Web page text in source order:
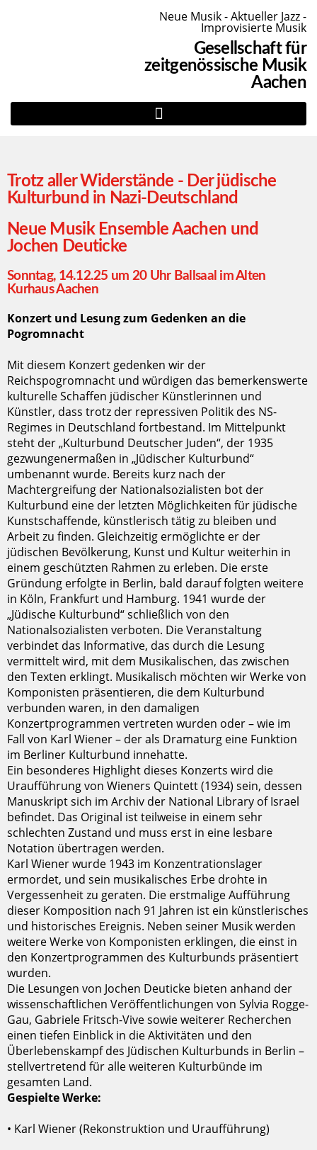
Neue Musik - Aktueller Jazz -
Improvisierte Musik
Gesellschaft für
zeitgenössische Musik
Aachen
Trotz aller Widerstände - Der jüdische
Kulturbund in Nazi-Deutschland
Neue Musik Ensemble Aachen und
Jochen Deuticke
Sonntag, 14.12.25 um 20 Uhr Ballsaal im Alten
Kurhaus Aachen
Konzert und Lesung zum Gedenken an die
Pogromnacht
Mit diesem Konzert gedenken wir der
Reichspogromnacht und würdigen das bemerkenswerte
kulturelle Schaffen jüdischer Künstlerinnen und
Künstler, dass trotz der repressiven Politik des NS-
Regimes in Deutschland fortbestand. Im Mittelpunkt
steht der „Kulturbund Deutscher Juden“, der 1935
gezwungenermaßen in „Jüdischer Kulturbund“
umbenannt wurde. Bereits kurz nach der
Machtergreifung der Nationalsozialisten bot der
Kulturbund eine der letzten Möglichkeiten für jüdische
Kunstschaffende, künstlerisch tätig zu bleiben und
Arbeit zu finden. Gleichzeitig ermöglichte er der
jüdischen Bevölkerung, Kunst und Kultur weiterhin in
einem geschützten Rahmen zu erleben. Die erste
Gründung erfolgte in Berlin, bald darauf folgten weitere
in Köln, Frankfurt und Hamburg. 1941 wurde der
„Jüdische Kulturbund“ schließlich von den
Nationalsozialisten verboten. Die Veranstaltung
verbindet das Informative, das durch die Lesung
vermittelt wird, mit dem Musikalischen, das zwischen
den Texten erklingt. Musikalisch möchten wir Werke von
Komponisten präsentieren, die dem Kulturbund
verbunden waren, in den damaligen
Konzertprogrammen vertreten wurden oder – wie im
Fall von Karl Wiener – der als Dramaturg eine Funktion
im Berliner Kulturbund innehatte.
Ein besonderes Highlight dieses Konzerts wird die
Uraufführung von Wieners Quintett (1934) sein, dessen
Manuskript sich im Archiv der National Library of Israel
befindet. Das Original ist teilweise in einem sehr
schlechten Zustand und muss erst in eine lesbare
Notation übertragen werden.
Karl Wiener wurde 1943 im Konzentrationslager
ermordet, und sein musikalisches Erbe drohte in
Vergessenheit zu geraten. Die erstmalige Aufführung
dieser Komposition nach 91 Jahren ist ein künstlerisches
und historisches Ereignis. Neben seiner Musik werden
weitere Werke von Komponisten erklingen, die einst in
den Konzertprogrammen des Kulturbunds präsentiert
wurden.
Die Lesungen von Jochen Deuticke bieten anhand der
wissenschaftlichen Veröffentlichungen von Sylvia Rogge-
Gau, Gabriele Fritsch-Vive sowie weiterer Recherchen
einen tiefen Einblick in die Aktivitäten und den
Überlebenskampf des Jüdischen Kulturbunds in Berlin –
stellvertretend für alle weiteren Kulturbünde im
gesamten Land.
Gespielte Werke:
• Karl Wiener (Rekonstruktion und Uraufführung)